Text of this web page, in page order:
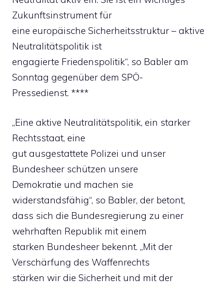
Zukunftsinstrument für
eine europäische Sicherheitsstruktur – aktive
Neutralitätspolitik ist
engagierte Friedenspolitik“, so Babler am
Sonntag gegenüber dem SPÖ-
Pressedienst. ****
„Eine aktive Neutralitätspolitik, ein starker
Rechtsstaat, eine
gut ausgestattete Polizei und unser
Bundesheer schützen unsere
Demokratie und machen sie
widerstandsfähig“, so Babler, der betont,
dass sich die Bundesregierung zu einer
wehrhaften Republik mit einem
starken Bundesheer bekennt. „Mit der
Verschärfung des Waffenrechts
stärken wir die Sicherheit und mit der